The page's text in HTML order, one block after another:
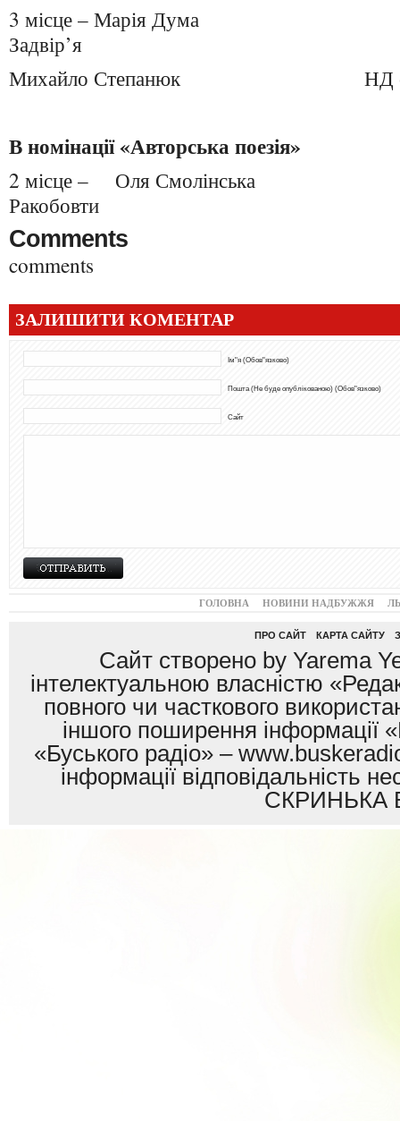
3 місце – Марія
Задвір’я
Михайло Степанюк НД с.
В номінації «Авторська поезія»
2 місце – Оля
Ракобовти
Comments
comments
ЗАЛИШИТИ КОМЕНТАР
Ім"я (Обов"язково)
Пошта (Не буде опублікованою) (Обов"язково)
Сайт
ГОЛОВНА НОВИНИ НАДБУЖЖЯ
ПРО САЙТ КАРТА САЙТУ
Сайт створено by Yarema
інтелектуальною власністю
повного чи часткового
іншого поширення інформації
«Буського радіо» –
інформації
СКРИНЬКА